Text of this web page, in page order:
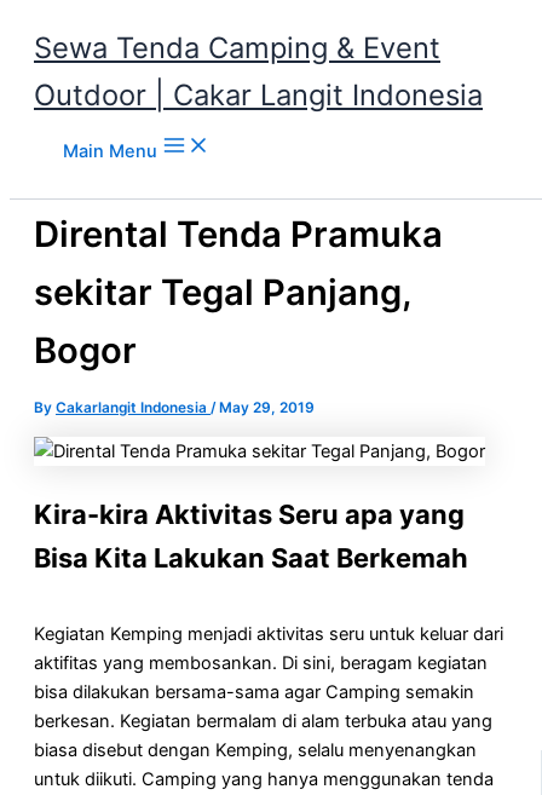
Sewa Tenda Camping & Event
Outdoor | Cakar Langit Indonesia
Main Menu
Dirental Tenda Pramuka
sekitar Tegal Panjang,
Bogor
By Cakarlangit Indonesia / May 29, 2019
Kira-kira Aktivitas Seru apa yang
Bisa Kita Lakukan Saat Berkemah
Kegiatan Kemping menjadi aktivitas seru untuk keluar dari
aktifitas yang membosankan. Di sini, beragam kegiatan
bisa dilakukan bersama-sama agar Camping semakin
berkesan. Kegiatan bermalam di alam terbuka atau yang
biasa disebut dengan Kemping, selalu menyenangkan
untuk diikuti. Camping yang hanya menggunakan tenda